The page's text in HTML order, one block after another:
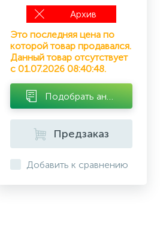
Архив
Это последняя цена по
которой товар продавался.
Данный товар отсутствует
с 01.07.2026 08:40:48.
Предзаказ
Добавить к сравнению